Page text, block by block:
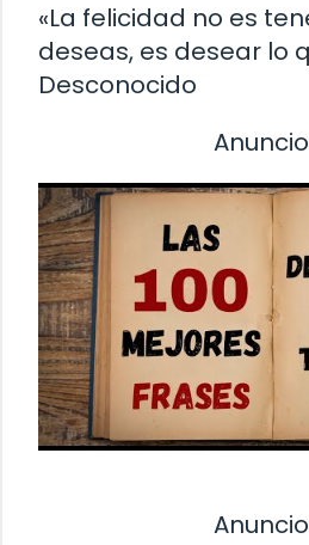
«La felicidad no es
deseas, es desear lo
Desconocido